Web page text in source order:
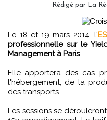
Rédigé par La
Le 18 et 19 mars 2014, l'
professionnelle sur le
Management à Paris.
Elle apportera des cas
l'hébergement, de la
des transports.
Les sessions se